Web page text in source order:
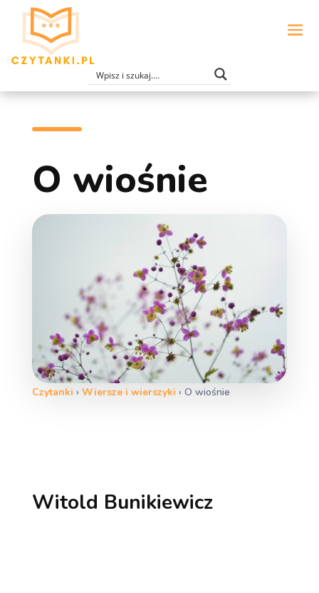
O wiośnie
Czytanki › Wiersze i wierszyki › O wiośnie
Witold Bunikiewicz